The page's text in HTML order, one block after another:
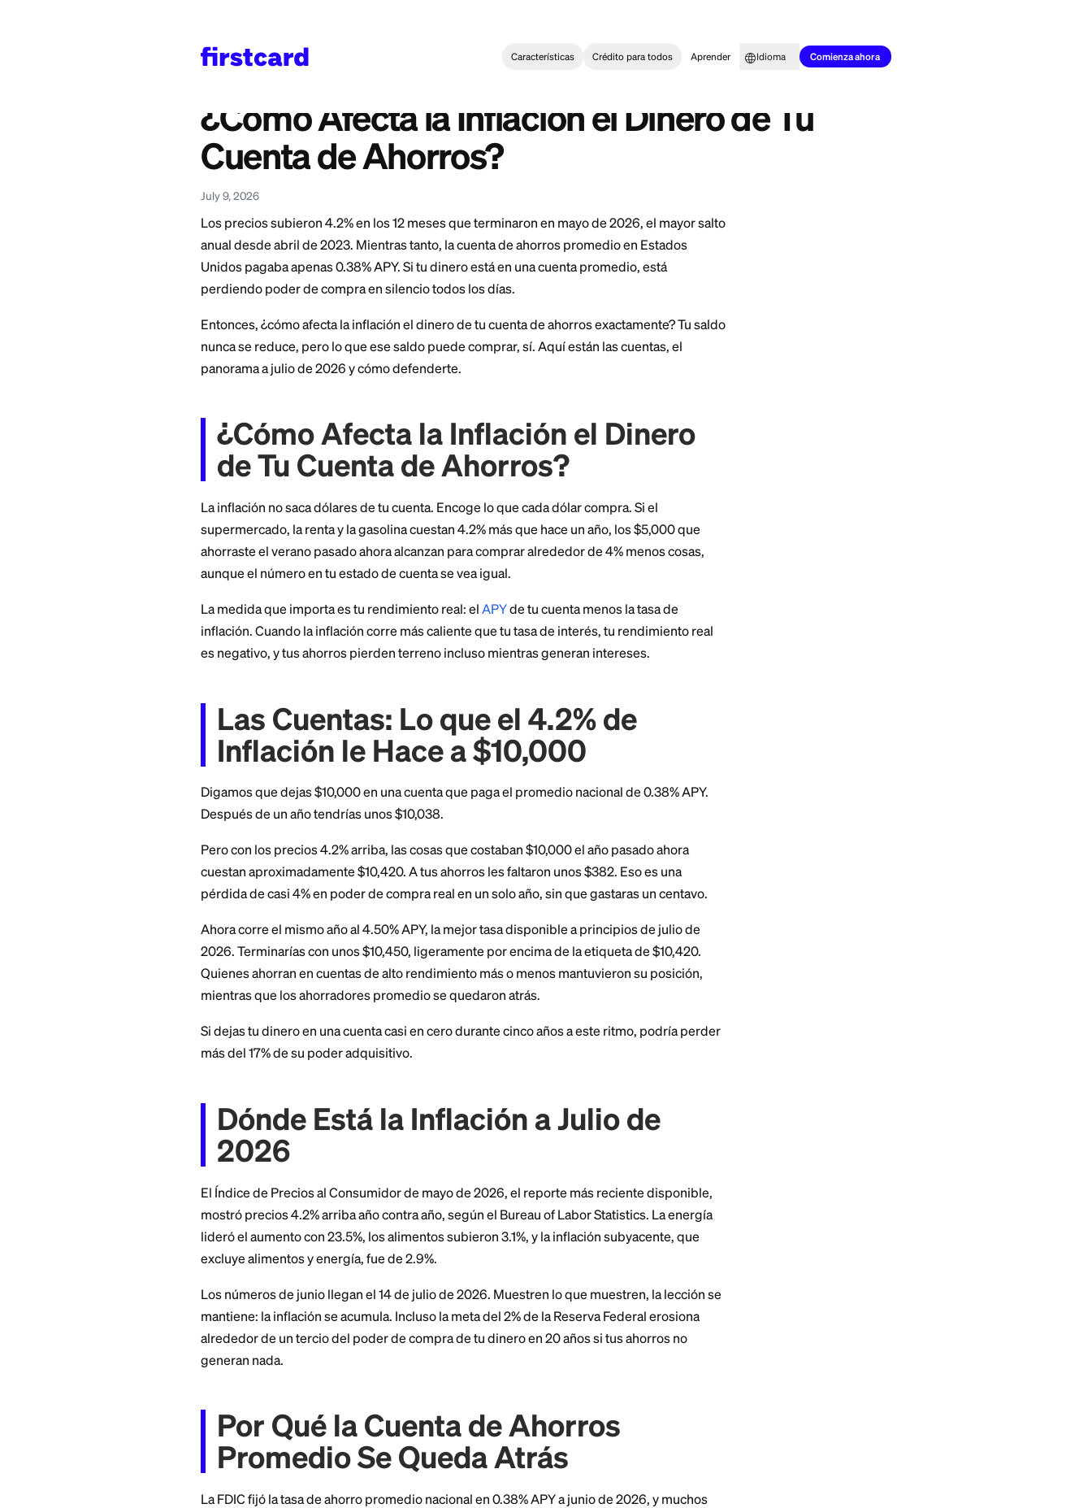
Características Crédito para todos Aprender Idioma
Home>Learn
¿Cómo Afecta la Inflación el Dinero de Tu Cuenta de Ahorros?
¿Cómo Afecta la Inflación el Dinero de Tu
Cuenta de Ahorros?
July 9, 2026
Los precios subieron 4.2% en los 12 meses que terminaron en mayo de 2026, el mayor salto
anual desde abril de 2023. Mientras tanto, la cuenta de ahorros promedio en Estados
perdiendo poder de compra en silencio todos los días.
Entonces, ¿cómo afecta la inflación el dinero de tu cuenta de ahorros exactamente? Tu saldo
panorama a julio de 2026 y cómo defenderte.
¿Cómo Afecta la Inflación el Dinero
de Tu Cuenta de Ahorros?
supermercado, la renta y la gasolina cuestan 4.2% más que hace un año, los $5,000 que
ahorraste el verano pasado ahora alcanzan para comprar alrededor de 4% menos cosas,
La medida que importa es tu rendimiento real: elAPY de tu cuenta menos la tasa de
inflación. Cuando la inflación corre más caliente que tu tasa de interés, tu rendimiento real
es negativo, y tus ahorros pierden terreno incluso mientras generan intereses.
Las Cuentas: Lo que el 4.2% de
Inflación le Hace a $10,000
Digamos que dejas $10,000 en una cuenta que paga el promedio nacional de 0.38% APY.
Después de un año tendrías unos $10,038.
Pero con los precios 4.2% arriba, las cosas que costaban $10,000 el año pasado ahora
cuestan aproximadamente $10,420. A tus ahorros les faltaron unos $382. Eso es una
pérdida de casi 4% en poder de compra real en un solo año, sin que gastaras un centavo.
2026. Terminarías con unos $10,450, ligeramente por encima de la etiqueta de $10,420.
Quienes ahorran en cuentas de alto rendimiento más o menos mantuvieron su posición,
Si dejas tu dinero en una cuenta casi en cero durante cinco años a este ritmo, podría perder
más del 17% de su poder adquisitivo.
Dónde Está la Inflación a Julio de
2026
mostró precios 4.2% arriba año contra año, según el Bureau of Labor Statistics. La energía
lideró el aumento con 23.5%, los alimentos subieron 3.1%, y la inflación subyacente, que